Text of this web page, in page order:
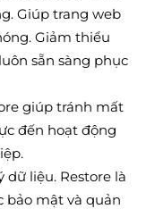
Giúp trang web
Giảm thiểu
sẵn sàng phục
giúp tránh mất
đến hoạt động
liệu. Restore là
bảo mật và quản